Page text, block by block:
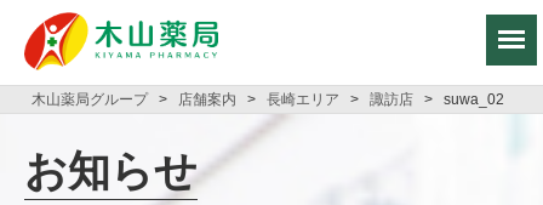
木山薬局グループ > 店舗案内 > 長崎エリア > 諏訪店 > suwa_02
お知らせ